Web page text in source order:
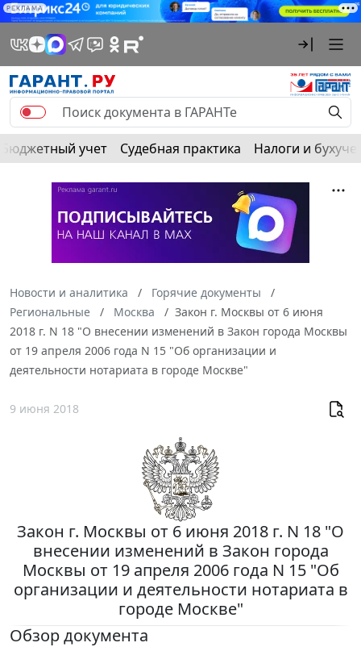
РЕКЛАМА
Бюджетный учет Судебная практика Налоги и
Новости и аналитика
Горячие документы
Региональные
Москва
Закон г. Москвы от 6 июня
2018 г. N 18 "О внесении изменений в Закон города Москвы
от 19 апреля 2006 года N 15 "Об организации и
деятельности нотариата в городе Москве"
9 июня 2018
Закон г. Москвы от 6 июня 2018 г. N 18 "О
внесении изменений в Закон города
Москвы от 19 апреля 2006 года N 15 "Об
организации и деятельности нотариата в
городе Москве"
Обзор документа